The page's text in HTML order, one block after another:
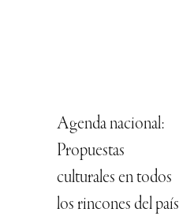
Agenda nacional:
Propuestas
culturales en todos
los rincones del país